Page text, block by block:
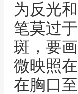
为反光
笔莫过
斑，要
微映照
在胸口